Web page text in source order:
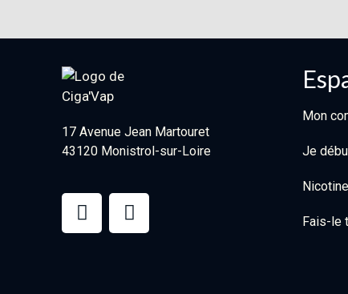
17 Avenue Jean Martouret
43120 Monistrol-sur-Loire
Mon
Je
Fais-le